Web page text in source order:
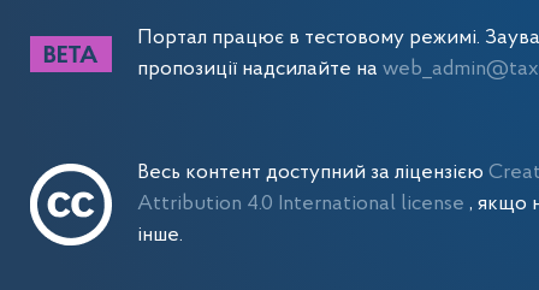
Портал працює в тестовому режимі.
пропозиції надсилайте на
Весь контент доступний за ліцензією
Attribution 4.0 International license, якщо
інше.